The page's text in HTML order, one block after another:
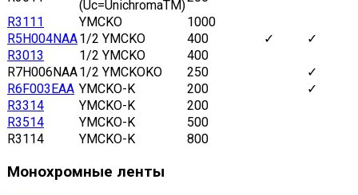
(Uc=UnichromaTM)
R3111
YMCKO
1000
R5H004NAA1/2 YMCKO 400 ✓
✓
R3013
1/2 YMCKO
400
R7H006NAA1/2 YMCKOKO 250
✓
R6F003EAA YMCKO-K 200
✓
R3314
YMCKO-K
200
R3514
YMCKO-K
500
R3114
YMCKO-K 800
Монохромные ленты